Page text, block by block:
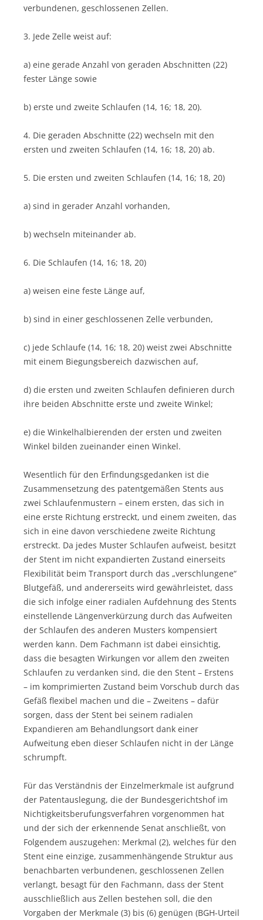
verbundenen, geschlossenen Zellen.
3. Jede Zelle weist auf:
a) eine gerade Anzahl von geraden Abschnitten (22)
fester Länge sowie
b) erste und zweite Schlaufen (14, 16; 18, 20).
4. Die geraden Abschnitte (22) wechseln mit den
ersten und zweiten Schlaufen (14, 16; 18, 20) ab.
5. Die ersten und zweiten Schlaufen (14, 16; 18, 20)
a) sind in gerader Anzahl vorhanden,
b) wechseln miteinander ab.
6. Die Schlaufen (14, 16; 18, 20)
a) weisen eine feste Länge auf,
b) sind in einer geschlossenen Zelle verbunden,
c) jede Schlaufe (14, 16; 18, 20) weist zwei Abschnitte
mit einem Biegungsbereich dazwischen auf,
d) die ersten und zweiten Schlaufen definieren durch
ihre beiden Abschnitte erste und zweite Winkel;
e) die Winkelhalbierenden der ersten und zweiten
Winkel bilden zueinander einen Winkel.
Wesentlich für den Erfindungsgedanken ist die
Zusammensetzung des patentgemäßen Stents aus
zwei Schlaufenmustern – einem ersten, das sich in
eine erste Richtung erstreckt, und einem zweiten, das
sich in eine davon verschiedene zweite Richtung
erstreckt. Da jedes Muster Schlaufen aufweist, besitzt
der Stent im nicht expandierten Zustand einerseits
Flexibilität beim Transport durch das „verschlungene“
Blutgefäß, und andererseits wird gewährleistet, dass
die sich infolge einer radialen Aufdehnung des Stents
einstellende Längenverkürzung durch das Aufweiten
der Schlaufen des anderen Musters kompensiert
werden kann. Dem Fachmann ist dabei einsichtig,
dass die besagten Wirkungen vor allem den zweiten
Schlaufen zu verdanken sind, die den Stent – Erstens
– im komprimierten Zustand beim Vorschub durch das
Gefäß flexibel machen und die – Zweitens – dafür
sorgen, dass der Stent bei seinem radialen
Expandieren am Behandlungsort dank einer
Aufweitung eben dieser Schlaufen nicht in der Länge
schrumpft.
Für das Verständnis der Einzelmerkmale ist aufgrund
der Patentauslegung, die der Bundesgerichtshof im
Nichtigkeitsberufungsverfahren vorgenommen hat
und der sich der erkennende Senat anschließt, von
Folgendem auszugehen: Merkmal (2), welches für den
Stent eine einzige, zusammenhängende Struktur aus
benachbarten verbundenen, geschlossenen Zellen
verlangt, besagt für den Fachmann, dass der Stent
ausschließlich aus Zellen bestehen soll, die den
Vorgaben der Merkmale (3) bis (6) genügen (BGH-Urteil